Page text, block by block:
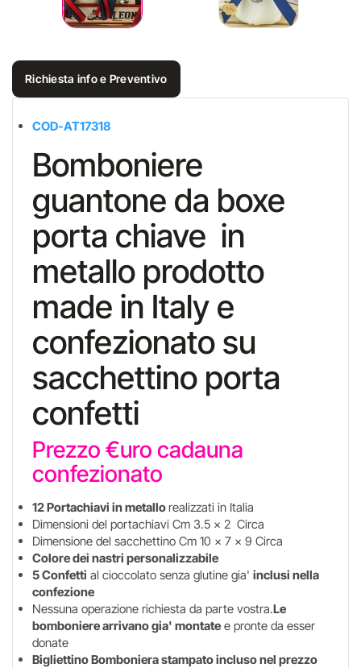
Richiesta info e Preventivo
COD-AT17318
Bomboniere
guantone da boxe
porta chiave in
metallo prodotto
made in Italy e
confezionato su
sacchettino porta
confetti
Prezzo €uro cadauna
confezionato
12 Portachiavi in metallorealizzati in Italia
Dimensioni del portachiavi Cm 3.5 x 2 Circa
Dimensione del sacchettino Cm 10 x 7 x 9 Circa
Colore dei nastri personalizzabile
5 Confetti al cioccolato senza glutine gia' inclusi nella
confezione
Nessuna operazione richiesta da parte vostra.Le
bomboniere arrivano gia' montate e pronte da esser
donate
Bigliettino Bomboniera stampato incluso nel prezzo